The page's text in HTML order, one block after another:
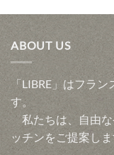
ABOUT US
「LIBRE」はフラ
す。
私たちは、自由な
ッチンをご提案しま